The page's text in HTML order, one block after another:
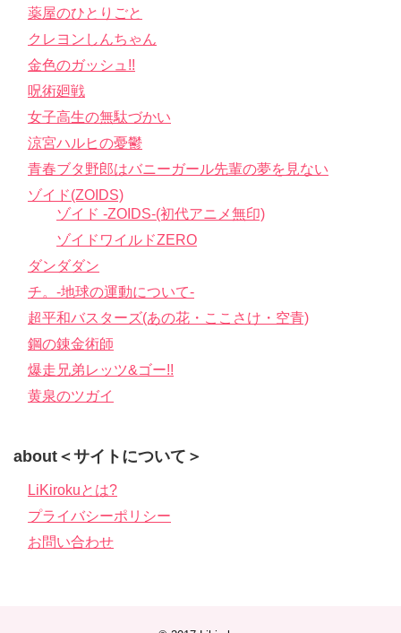
薬屋のひとりごと
クレヨンしんちゃん
金色のガッシュ!!
呪術廻戦
女子高生の無駄づかい
涼宮ハルヒの憂鬱
青春ブタ野郎はバニーガール先輩の夢を見ない
ゾイド(ZOIDS)
ゾイド -ZOIDS-(初代アニメ無印)
ゾイドワイルドZERO
ダンダダン
チ。-地球の運動について-
超平和バスターズ(あの花・ここさけ・空青)
鋼の錬金術師
爆走兄弟レッツ&ゴー!!
黄泉のツガイ
about＜サイトについて＞
LiKirokuとは?
プライバシーポリシー
お問い合わせ